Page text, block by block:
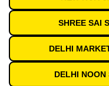
SHREE SAI
DELHI
DELHI